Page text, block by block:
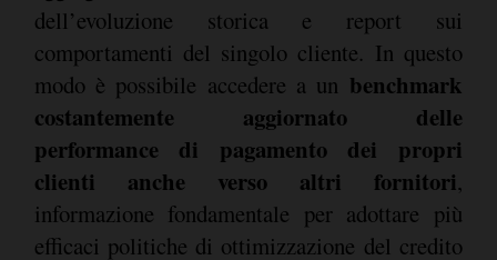
dell’evoluzione storica e report sui
comportamenti del singolo cliente. In questo
modo è possibile accedere a un benchmark
costantemente aggiornato delle
performance di pagamento dei propri
clienti anche verso altri fornitori,
informazione fondamentale per adottare più
efficaci politiche di ottimizzazione del credito